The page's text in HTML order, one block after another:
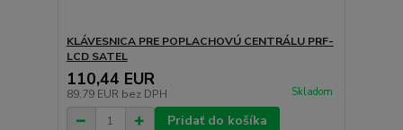
KLÁVESNICA PRE POPLACHOVÚ CENTRÁLU PRF-
LCD SATEL
110,44 EUR
89,79 EUR bez DPH Skladom
Pridať do košíka